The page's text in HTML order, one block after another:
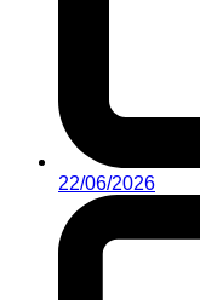
22/06/2026